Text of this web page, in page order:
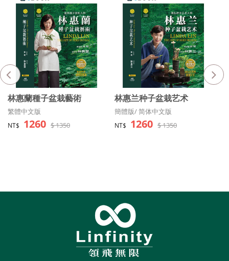
林惠蘭種子盆栽藝術
繁體中文版
NT$ 1260 $ 1350
我 要 購 買
林惠兰种子盆栽艺术
簡體版/ 简体中文版
NT$ 1260 $ 1350
我 要 購 買